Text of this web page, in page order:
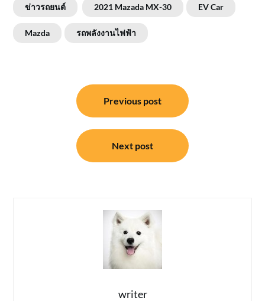
ข่าวรถยนต์ 2021 Mazada MX-30 EV Car
Mazda รถพลังงานไฟฟ้า
Previous post
Next post
writer